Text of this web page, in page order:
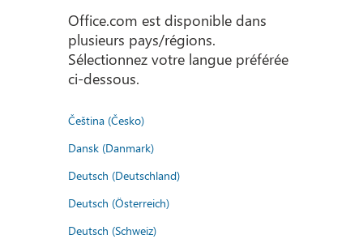
Office.com est disponible dans
plusieurs pays/régions.
Sélectionnez votre langue préférée
ci-dessous.
Čeština (Česko)
Dansk (Danmark)
Deutsch (Deutschland)
Deutsch (Österreich)
Deutsch (Schweiz)